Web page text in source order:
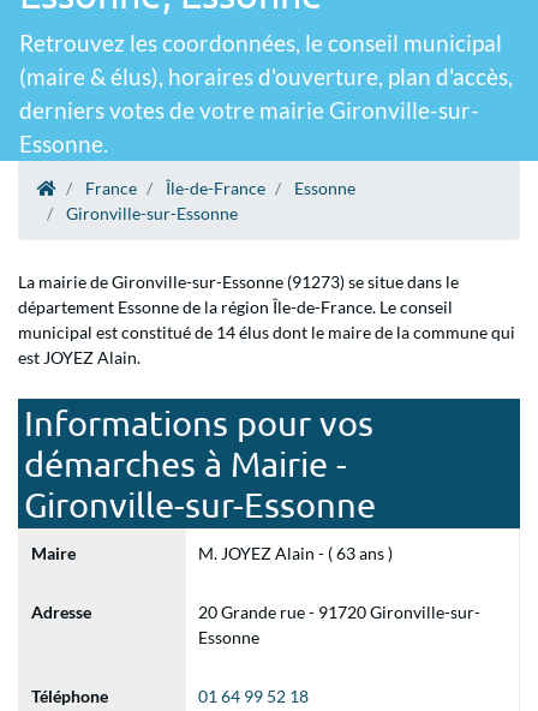
Retrouvez les coordonnées, le conseil municipal
(maire & élus), horaires d'ouverture, plan d'accès,
derniers votes de votre mairie Gironville-sur-
Essonne.
France Île-de-France
Essonne
Gironville-sur-Essonne
La mairie de Gironville-sur-Essonne (91273) se situe dans le
département Essonne de la région Île-de-France. Le conseil
municipal est constitué de 14 élus dont le maire de la commune qui
est JOYEZ Alain.
Informations pour vos
démarches à Mairie -
Gironville-sur-Essonne
Maire M. JOYEZ Alain - ( 63 ans )
Adresse
20 Grande rue - 91720 Gironville-sur-
Essonne
Téléphone 01 64 99 52 18